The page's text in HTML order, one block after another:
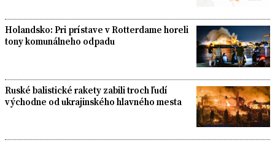
Holandsko: Pri prístave v Rotterdame horeli
tony komunálneho odpadu
Ruské balistické rakety zabili troch ľudí
východne od ukrajinského hlavného mesta